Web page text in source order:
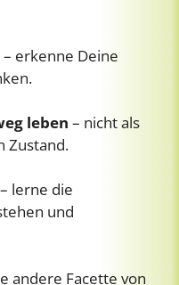
– erkenne Deine
leben – nicht als
Zustand.
– lerne die
und
andere Facette von